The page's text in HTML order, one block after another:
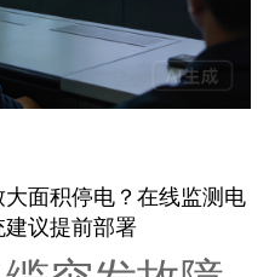
面积停电？在线监测电
议提前部署